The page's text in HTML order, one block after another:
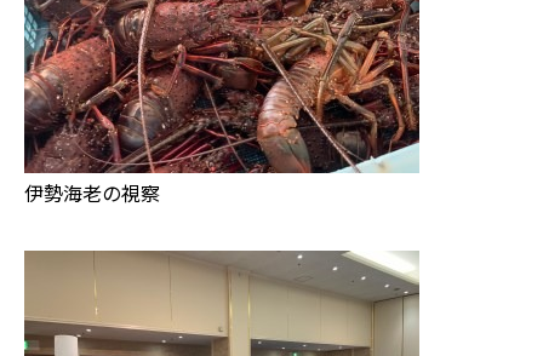
伊勢海老の視察